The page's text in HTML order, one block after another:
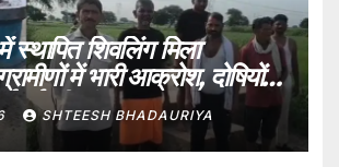
शिवलिंग मिला
में भारी आक्रोश, दोषियों
की मांग – Orai
Shivling Found In A
Outraged
SHTEESH BHADAURIYA